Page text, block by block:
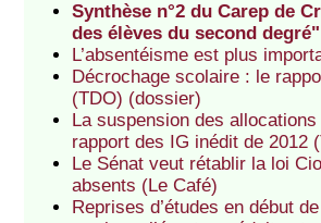
Synthèse n°2 du Carep de
des élèves du second
L’absentéisme est plus
Décrochage scolaire : le
(TDO) (dossier)
La suspension des
rapport des IG inédit de 2012
Le Sénat veut rétablir la loi
absents (Le Café)
Reprises d’études en début